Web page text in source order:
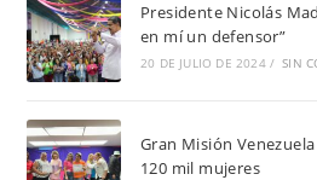
Presidente Nicolás
en mí un defensor”
20 DE JULIO DE 2024 / SIN
Gran Misión
120 mil mujeres